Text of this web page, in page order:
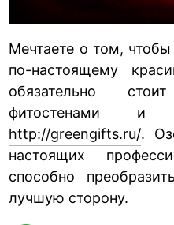
Мечтаете о том,
по-настоящему
обязательно
фитостенами и
http://greengifts.ru/.
настоящих
способно
лучшую сторону.